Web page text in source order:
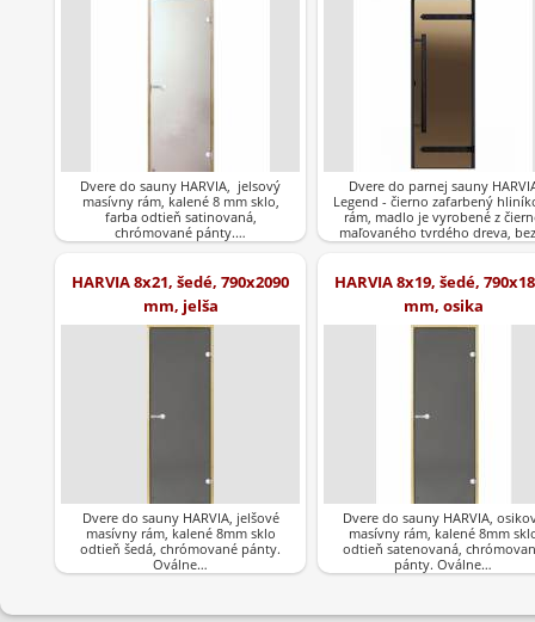
Dvere do sauny HARVIA, jelsový
masívny rám, kalené 8 mm sklo,
farba odtieň satinovaná,
chrómované pánty.…
Dvere do parnej sauny
Legend - čierno zafarbený
rám, madlo je vyrobené z
maľovaného tvrdého dreva,
HARVIA 8x21, šedé, 790x2090
mm, jelša
Dvere do sauny HARVIA, jelšové
masívny rám, kalené 8mm sklo
odtieň šedá, chrómované pánty.
Oválne…
HARVIA 8x19, šedé,
mm, osika
Dvere do sauny HARVIA,
masívny rám, kalené 8mm
odtieň satenovaná,
pánty. Oválne…